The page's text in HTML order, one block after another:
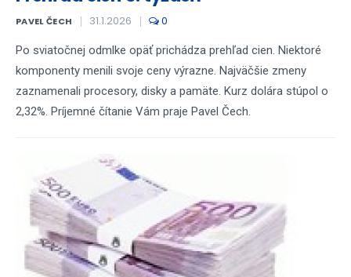
PAVEL ČECH 31.1.2026 0
Po sviatočnej odmlke opäť prichádza prehľad cien. Niektoré
komponenty menili svoje ceny výrazne. Najväčšie zmeny
zaznamenali procesory, disky a pamäte. Kurz dolára stúpol o
2,32%. Príjemné čítanie Vám praje Pavel Čech.